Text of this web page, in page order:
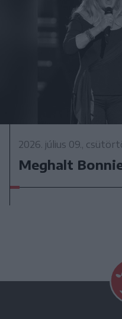
2026. július 09.,
Meghalt